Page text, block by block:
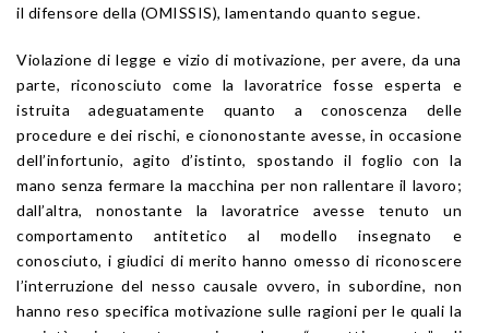
il difensore della (OMISSIS), lamentando quanto segue.
Violazione di legge e vizio di motivazione, per avere, da una
parte, riconosciuto come la lavoratrice fosse esperta e
istruita adeguatamente quanto a conoscenza delle
procedure e dei rischi, e ciononostante avesse, in occasione
dell’infortunio, agito d’istinto, spostando il foglio con la
mano senza fermare la macchina per non rallentare il lavoro;
dall’altra, nonostante la lavoratrice avesse tenuto un
comportamento antitetico al modello insegnato e
conosciuto, i giudici di merito hanno omesso di riconoscere
l’interruzione del nesso causale ovvero, in subordine, non
hanno reso specifica motivazione sulle ragioni per le quali la